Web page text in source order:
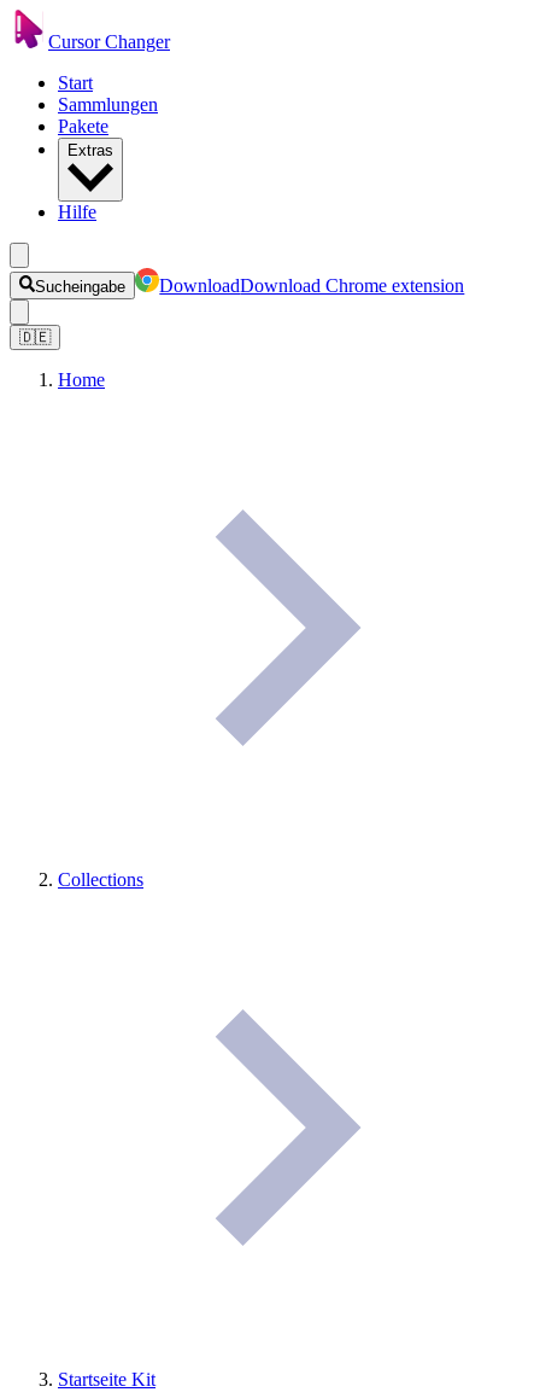
Cursor Changer
Start
Sammlungen
Pakete
Extras
Hilfe
Sucheingabe DownloadDownload Chrome extension
🇩🇪
Home
Collections
Startseite Kit